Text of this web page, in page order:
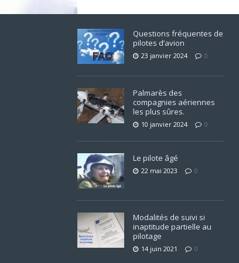
Questions fréquentes de
pilotes d’avion
23 janvier 2024 0
Palmarès des
compagnies aériennes
les plus sûres.
10 janvier 2024 0
Le pilote âgé
22 mai 2023 0
Modalités de suivi si
inaptitude partielle au
pilotage
14 juin 2021 0